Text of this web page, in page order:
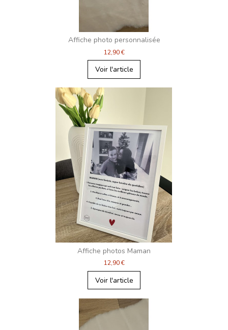
Affiche photo personnalisée
12,90 €
Voir l'article
Affiche photos Maman
12,90 €
Voir l'article